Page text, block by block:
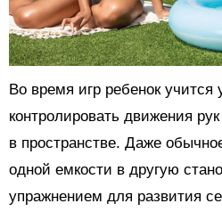
Во время игр ребенок учится
контролировать движения
в пространстве. Даже
одной емкости в другую
упражнением для развития